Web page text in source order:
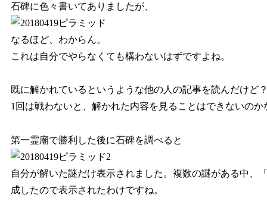
石碑に色々書いてありましたが、
なるほど、わからん。
これは自分でやらなくても構わないはずですよね。
既に解かれているというような他の人の記事を読んだけど？
1回は戦わないと、解かれた内容を見ることはできないのか
第一霊廟で勝利した後に石碑を調べると
自分が解いた謎だけ表示されました。複数の謎がある中
成したので表示されたわけですね。